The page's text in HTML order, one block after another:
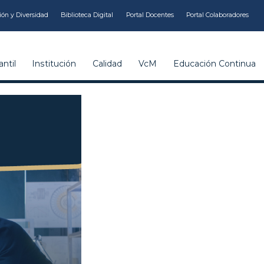
y Diversidad Biblioteca Digital Portal Docentes Portal Colaboradores
Institución Calidad VcM Educación Continua